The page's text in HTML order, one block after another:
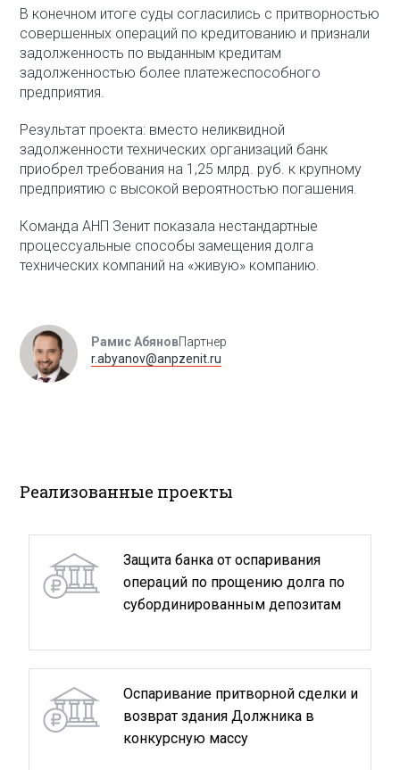
В конечном итоге суды согласились с притворностью
совершенных операций по кредитованию и признали
задолженность по выданным кредитам
задолженностью более платежеспособного
предприятия.
Результат проекта: вместо неликвидной
задолженности технических организаций банк
приобрел требования на 1,25 млрд. руб. к крупному
предприятию с высокой вероятностью погашения.
Команда АНП Зенит показала нестандартные
процессуальные способы замещения долга
технических компаний на «живую» компанию.
Рамис АбяновПартнер
r.abyanov@anpzenit.ru
Реализованные проекты
Защита банка от оспаривания
операций по прощению долга по
субординированным депозитам
Оспаривание притворной сделки и
возврат здания Должника в
конкурсную массу